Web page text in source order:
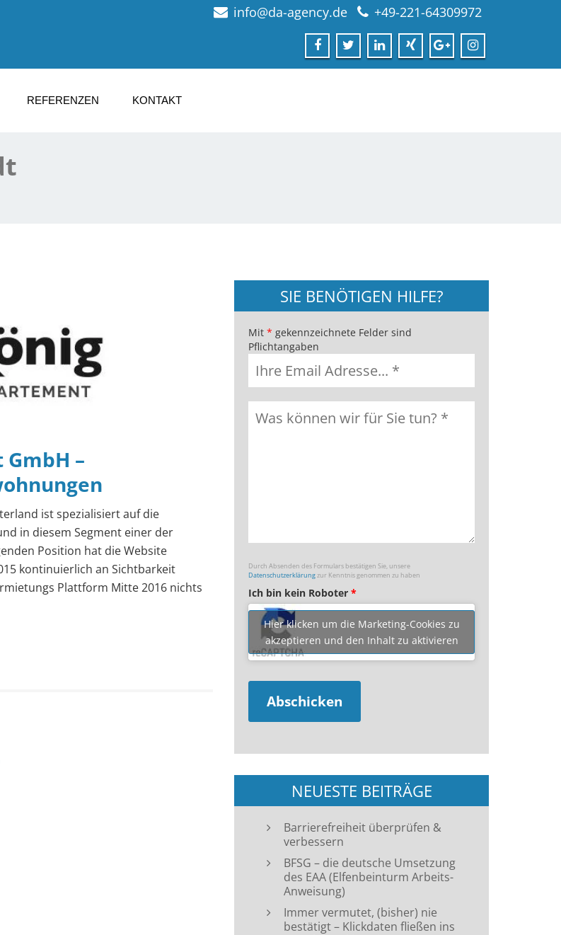
info@da-agency.de +49-221-64309972
REFERENZEN KONTAKT
–
ist spezialisiert auf die
in diesem Segment einer der
Position hat die Website
kontinuierlich an Sichtbarkeit
Plattform Mitte 2016 nichts
SIE BENÖTIGEN HILFE?
Mit * gekennzeichnete Felder sind
Pflichtangaben
Durch Absenden des Formulars bestätigen Sie, unsere
Datenschutzerklärungzur Kenntnis genommen zu haben
Ich bin kein Roboter *
Hier klicken um die Marketing-Cookies zu
akzeptieren und den Inhalt zu aktivieren
NEUESTE BEITRÄGE
Barrierefreiheit überprüfen &
verbessern
BFSG – die deutsche Umsetzung
des EAA (Elfenbeinturm Arbeits-
Anweisung)
Immer vermutet, (bisher) nie
bestätigt – Klickdaten fließen ins